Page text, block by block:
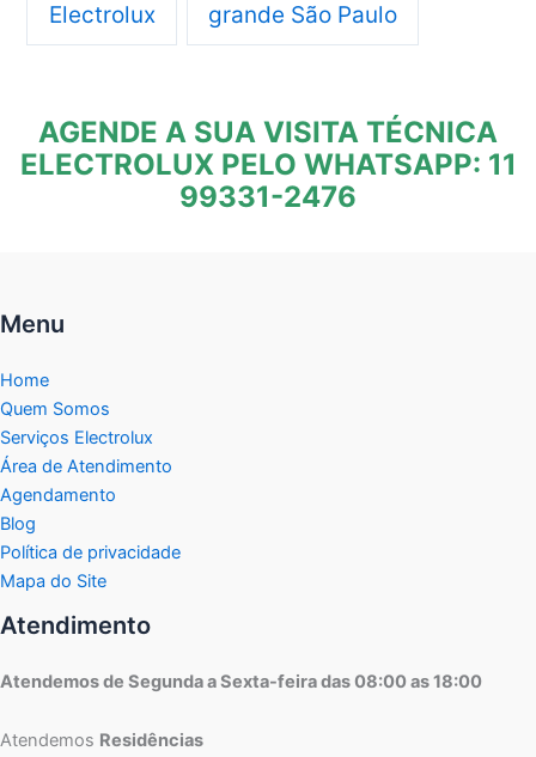
Electrolux grande São Paulo
AGENDE A SUA VISITA TÉCNICA
ELECTROLUX PELO WHATSAPP: 11
99331-2476
Menu
Home
Quem Somos
Serviços Electrolux
Área de Atendimento
Agendamento
Blog
Política de privacidade
Mapa do Site
Atendimento
Atendemos de Segunda a Sexta-feira das 08:00 as 18:00
Atendemos Residências